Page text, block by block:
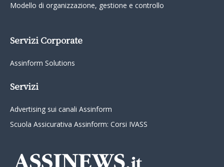
Modello di organizzazione, gestione e controllo
Servizi Corporate
Assinform Solutions
Servizi
Advertising sui canali Assinform
Scuola Assicurativa Assinform: Corsi IVASS